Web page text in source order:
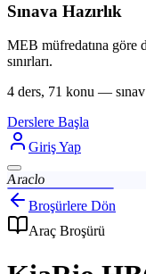
Sınava Hazırlık
MEB müfredatına göre
sınırları.
4 ders, 71 konu — sınav
Derslere Başla
Giriş Yap
Araclo
Broşürlere Dön
Araç Broşürü